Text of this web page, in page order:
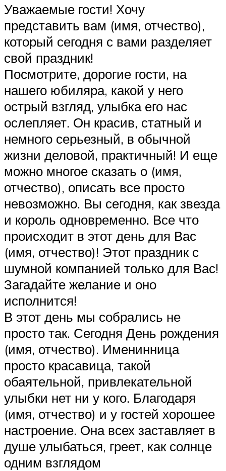
Уважаемые гости! Хочу
представить вам (имя, отчество),
который сегодня с вами разделяет
свой праздник!
Посмотрите, дорогие гости, на
нашего юбиляра, какой у него
острый взгляд, улыбка его нас
ослепляет. Он красив, статный и
немного серьезный, в обычной
жизни деловой, практичный! И еще
можно многое сказать о (имя,
отчество), описать все просто
невозможно. Вы сегодня, как звезда
и король одновременно. Все что
происходит в этот день для Вас
(имя, отчество)! Этот праздник с
шумной компанией только для Вас!
Загадайте желание и оно
исполнится!
В этот день мы собрались не
просто так. Сегодня День рождения
(имя, отчество). Именинница
просто красавица, такой
обаятельной, привлекательной
улыбки нет ни у кого. Благодаря
(имя, отчество) и у гостей хорошее
настроение. Она всех заставляет в
душе улыбаться, греет, как солнце
одним взглядом